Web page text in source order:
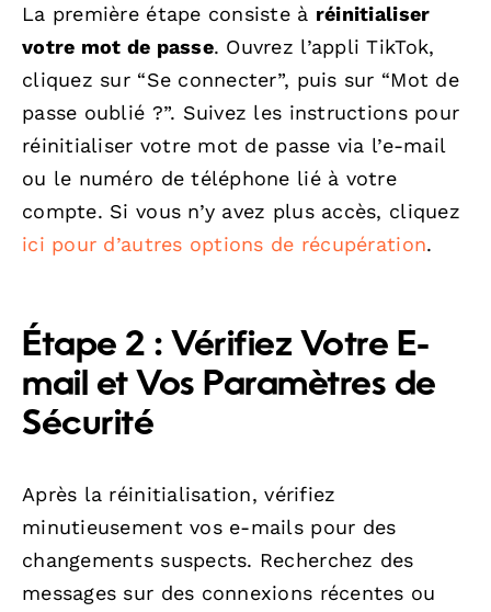
La première étape consiste à réinitialiser
votre mot de passe. Ouvrez l’appli TikTok,
cliquez sur “Se connecter”, puis sur “Mot de
passe oublié ?”. Suivez les instructions pour
réinitialiser votre mot de passe via l’e-mail
ou le numéro de téléphone lié à votre
compte. Si vous n’y avez plus accès, cliquez
ici pour d’autres options de récupération.
Étape 2 : Vérifiez Votre E-
mail et Vos Paramètres de
Sécurité
Après la réinitialisation, vérifiez
minutieusement vos e-mails pour des
changements suspects. Recherchez des
messages sur des connexions récentes ou